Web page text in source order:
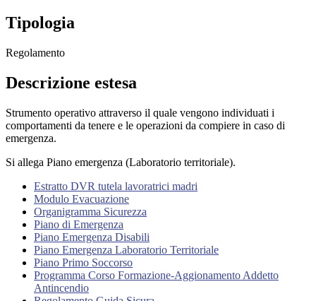
Tipologia
Regolamento
Descrizione estesa
Strumento operativo attraverso il quale vengono individuati i
comportamenti da tenere e le operazioni da compiere in caso di
emergenza.
Si allega Piano emergenza (Laboratorio territoriale).
Estratto DVR tutela lavoratrici madri
Modulo Evacuazione
Organigramma Sicurezza
Piano di Emergenza
Piano Emergenza Disabili
Piano Emergenza Laboratorio Territoriale
Piano Primo Soccorso
Programma Corso Formazione-Aggionamento Addetto
Antincendio